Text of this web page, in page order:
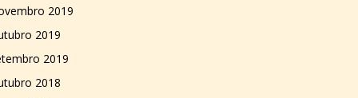
2019
2019
2019
2018